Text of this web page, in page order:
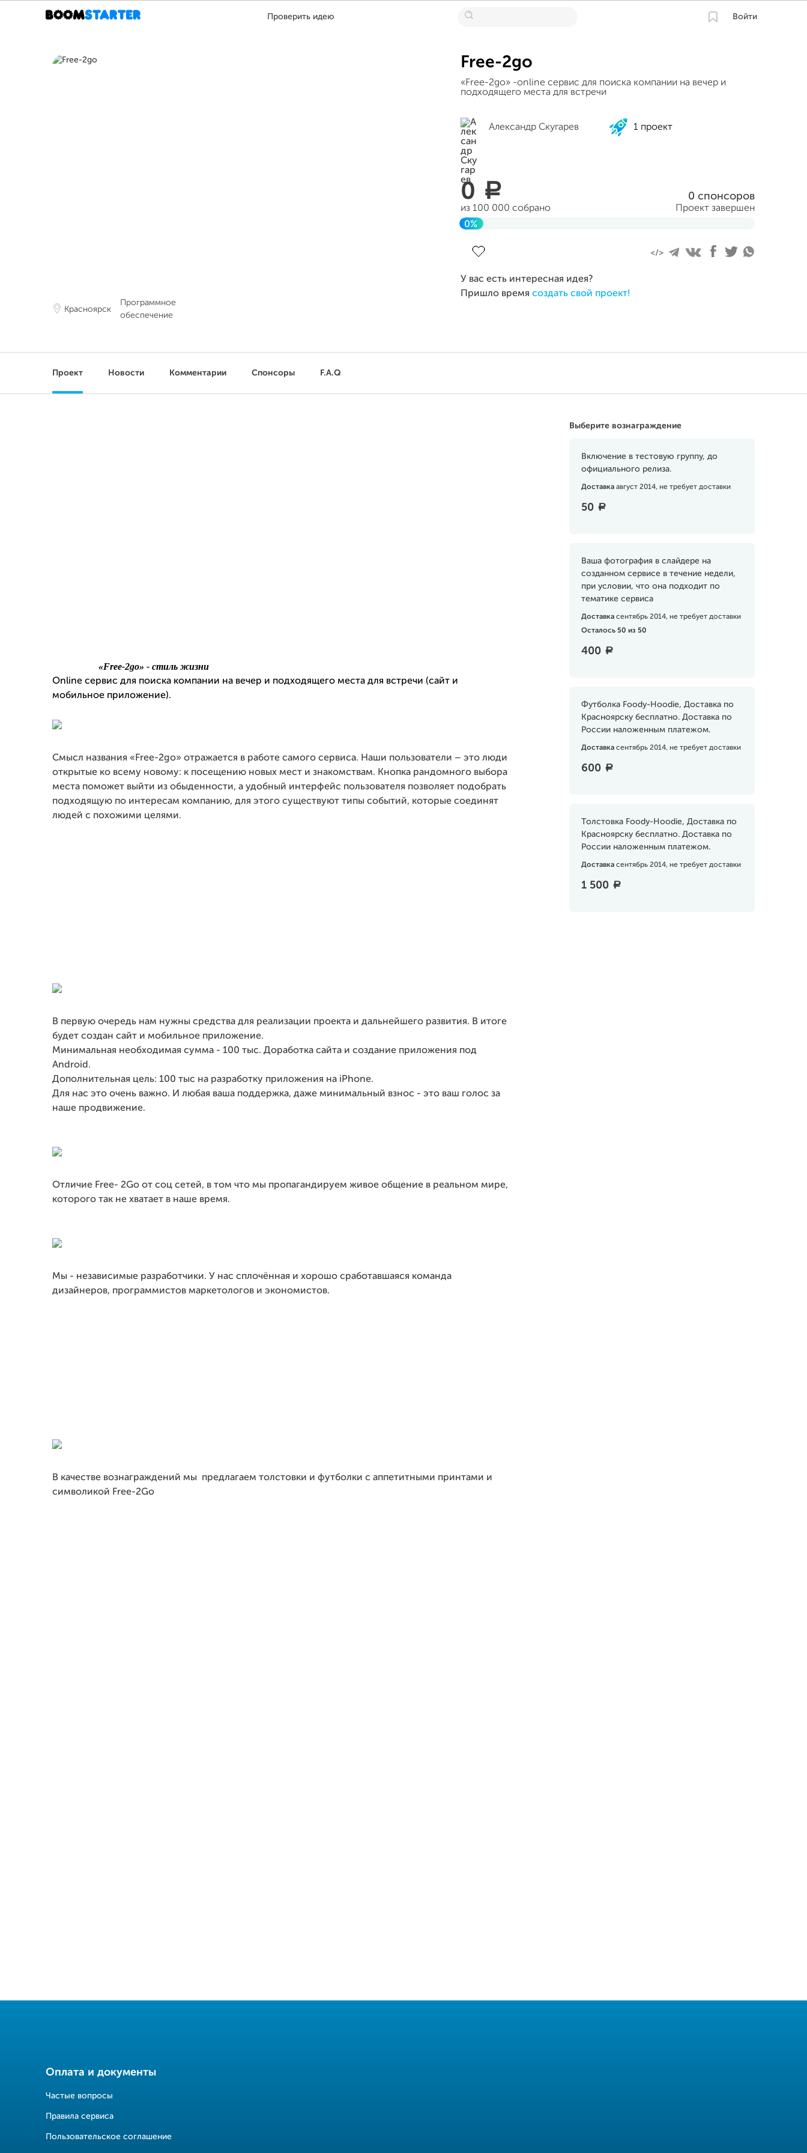
Проверить идею Войти
Красноярск
Программное
обеспечение
Free-2go
«Free-2go» -online сервис для поиска компании на вечер и
подходящего места для встречи
Александр Скугарев 1 проект
0 a
из 100 000 собрано
0 спонсоров
Проект завершен
0%
У вас есть интересная идея?
Пришло время создать свой проект!
Проект Новости Комментарии Спонсоры F.A.Q
Выберите вознаграждение
Включение в тестовую группу, до
официального релиза.
Доставка август 2014, не требует доставки
50 a
Ваша фотография в слайдере на
созданном сервисе в течение недели,
при условии, что она подходит по
тематике сервиса
Доставка сентябрь 2014, не требует доставки
Осталось 50 из 50
400 a
Футболка Foody-Hoodie, Доставка по
Красноярску бесплатно. Доставка по
России наложенным платежом.
Доставка сентябрь 2014, не требует доставки
600 a
Толстовка Foody-Hoodie, Доставка по
Красноярску бесплатно. Доставка по
России наложенным платежом.
Доставка сентябрь 2014, не требует доставки
1 500 a
«Free-2go» - стиль жизни
Оnline сервис для поиска компании на вечер и подходящего места для встречи (сайт и
мобильное приложение).
Смысл названия «Free-2go» отражается в работе самого сервиса. Наши пользователи – это люди
открытые ко всему новому: к посещению новых мест и знакомствам. Кнопка рандомного выбора
места поможет выйти из обыденности, а удобный интерфейс пользователя позволяет подобрать
подходящую по интересам компанию, для этого существуют типы событий, которые соединят
людей с похожими целями.
В первую очередь нам нужны средства для реализации проекта и дальнейшего развития. В итоге
будет создан сайт и мобильное приложение.
Минимальная необходимая сумма - 100 тыс. Доработка сайта и создание приложения под
Android.
Дополнительная цель: 100 тыс на разработку приложения на iPhone.
Для нас это очень важно. И любая ваша поддержка, даже минимальный взнос - это ваш голос за
наше продвижение.
Отличие Free- 2Go от соц сетей, в том что мы пропагандируем живое общение в реальном мире,
которого так не хватает в наше время.
Мы - независимые разработчики. У нас сплочённая и хорошо сработавшаяся команда
дизайнеров, программистов маркетологов и экономистов.
В качестве вознаграждений мы предлагаем толстовки и футболки с аппетитными принтами и
символикой Free-2Go
Оплата и документы
Частые вопросы
Правила сервиса
Пользовательское соглашение